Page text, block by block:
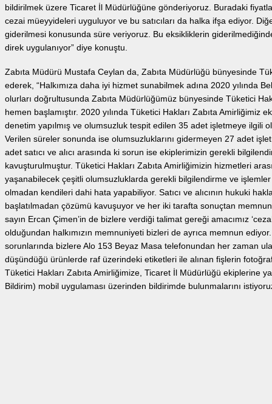
bildirilmek üzere Ticaret İl Müdürlüğüne gönderiyoruz. Buradaki
cezai müeyyideleri uyguluyor ve bu satıcıları da halka ifşa ediyor.
giderilmesi konusunda süre veriyoruz. Bu eksikliklerin
direk uygulanıyor” diye konuştu.
Zabıta Müdürü Mustafa Ceylan da, Zabıta Müdürlüğü bünyesinde
ederek, “Halkımıza daha iyi hizmet sunabilmek adına 2020 yılında
olurları doğrultusunda Zabıta Müdürlüğümüz bünyesinde Tüketici
hemen başlamıştır. 2020 yılında Tüketici Hakları Zabıta
denetim yapılmış ve olumsuzluk tespit edilen 35 adet işletmeye ilgili
Verilen süreler sonunda ise olumsuzluklarını gidermeyen 27 adet
adet satıcı ve alıcı arasında ki sorun ise ekiplerimizin gerekli
kavuşturulmuştur. Tüketici Hakları Zabıta Amirliğimizin hizmetleri
yaşanabilecek çeşitli olumsuzluklarda gerekli bilgilendirme ve işlemler
olmadan kendileri dahi hata yapabiliyor. Satıcı ve alıcının hukuki
başlatılmadan çözümü kavuşuyor ve her iki tarafta sonuçtan
sayın Ercan Çimen’in de bizlere verdiği talimat gereği amacımız
olduğundan halkımızın memnuniyeti bizleri de ayrıca memnun
sorunlarında bizlere Alo 153 Beyaz Masa telefonundan her zaman
düşündüğü ürünlerde raf üzerindeki etiketleri ile alınan fişlerin
Tüketici Hakları Zabıta Amirliğimize, Ticaret İl Müdürlüğü ekiplerine
Bildirim) mobil uygulaması üzerinden bildirimde bulunmalarını